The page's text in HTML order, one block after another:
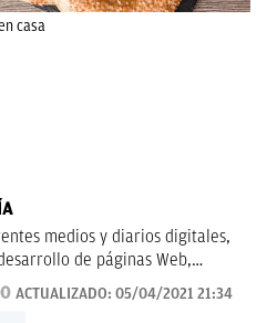
casa
medios y diarios digitales,
de páginas Web,
y manuales didácticos, textos
publicitarias y de
ACTUALIZADO: 05/04/2021 21:34